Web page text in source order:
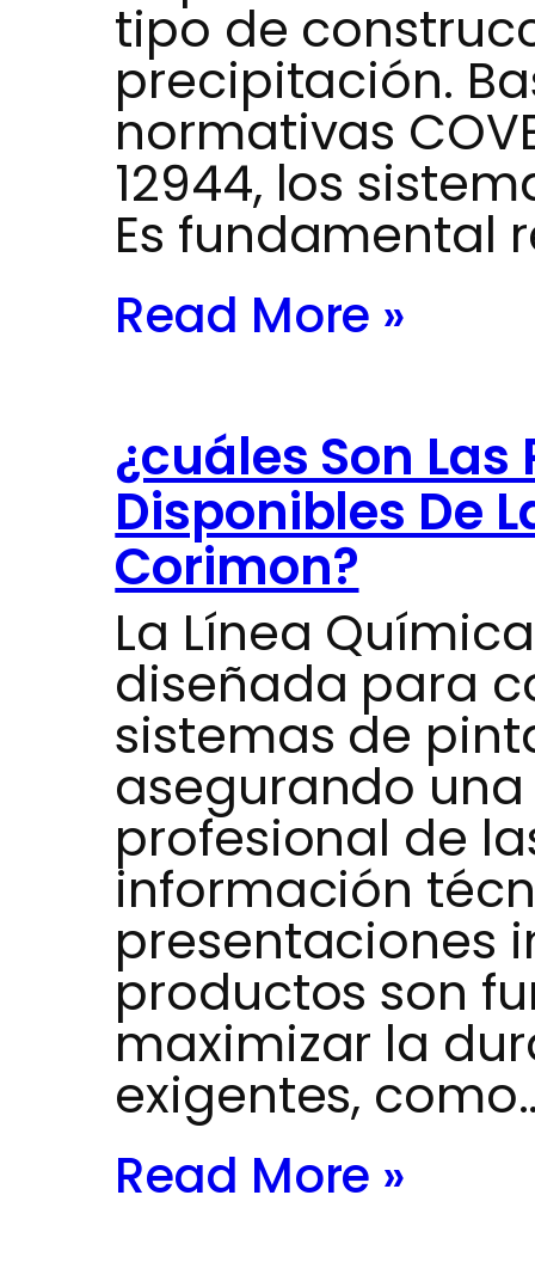
tipo de
precipitación.
normativas
12944, los
Es fundamental
Read More »
¿cuáles Son
Disponibles De
Corimon?
La Línea
diseñada para
sistemas de
asegurando
profesional de
información
presentaciones
productos son
maximizar la
exigentes,
Read More »